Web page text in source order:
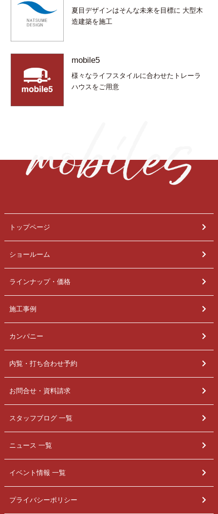
夏目デザインはそんな未来を目標に 大型木
造建築を施工
mobile5
様々なライフスタイルに合わせたトレーラ
ハウスをご用意
トップページ
ショールーム
ラインナップ・価格
施工事例
カンパニー
内覧・打ち合わせ予約
お問合せ・資料請求
スタッフブログ 一覧
ニュース 一覧
イベント情報 一覧
プライバシーポリシー